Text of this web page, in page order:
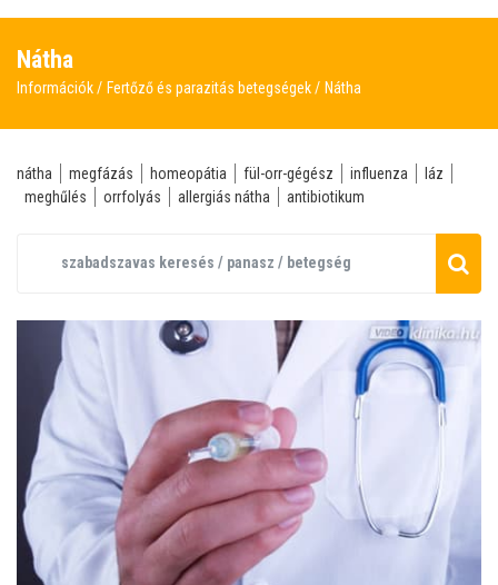
Nátha
Információk Fertőző és parazitás betegségek Nátha
nátha megfázás homeopátia fül-orr-gégész influenza
láz
meghűlés
orrfolyás allergiás nátha antibiotikum